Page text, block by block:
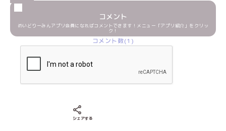
コメント
めいどりーみんアプリ会員になればコメントできます！メニュー「アプリ紹介」をクリッ
ク！
コメント数(1)
シェアする